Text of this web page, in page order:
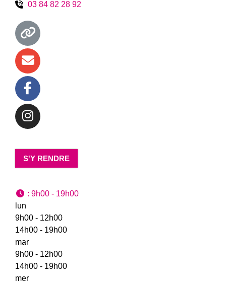
03 84 82 28 92
S'Y RENDRE
: 9h00 - 19h00
lun
9h00 - 12h00
14h00 - 19h00
mar
9h00 - 12h00
14h00 - 19h00
mer